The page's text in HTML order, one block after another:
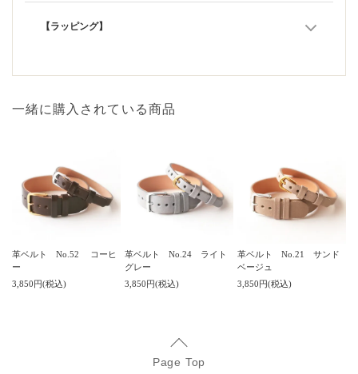
【ラッピング】
一緒に購入されている商品
革ベルト No.52 コーヒ
ー
3,850円(税込)
革ベルト No.24 ライト
グレー
3,850円(税込)
革ベルト No.21 サンド
ベージュ
3,850円(税込)
Page Top